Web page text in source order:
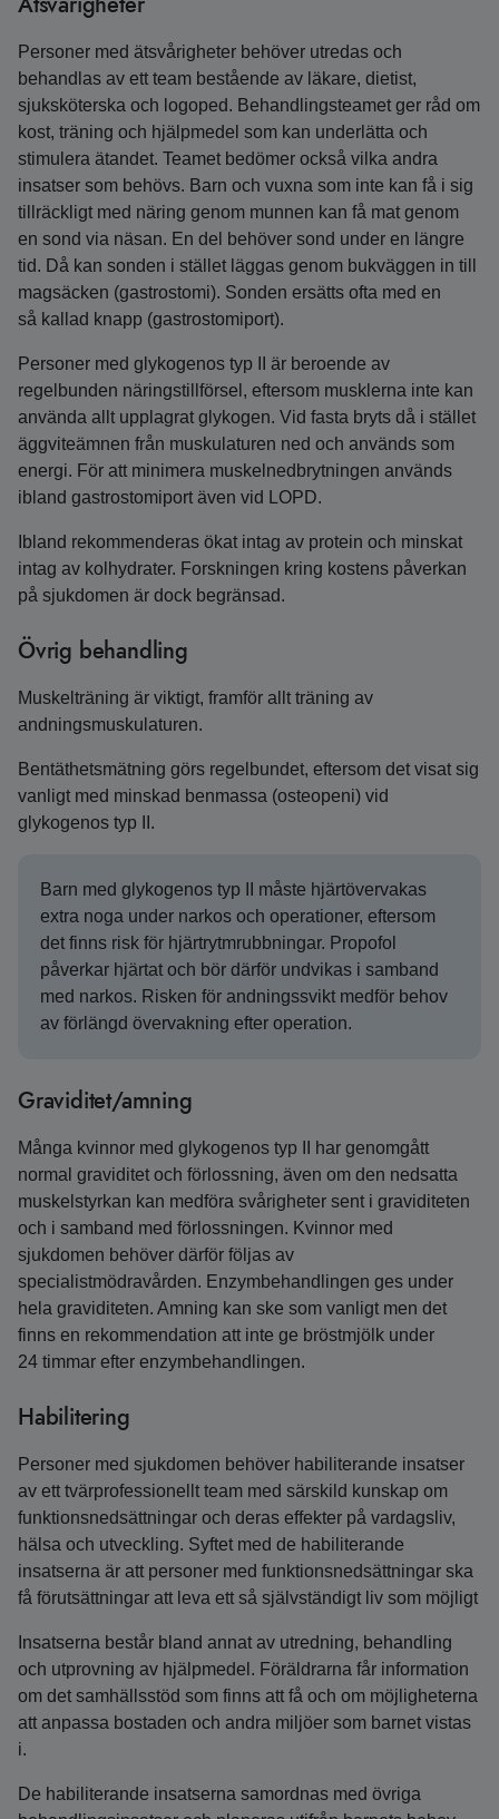
Personer med ätsvårigheter behöver utredas och
behandlas av ett team bestående av läkare, dietist,
sjuksköterska och logoped. Behandlingsteamet ger råd om
kost, träning och hjälpmedel som kan underlätta och
stimulera ätandet. Teamet bedömer också vilka andra
insatser som behövs. Barn och vuxna som inte kan få i sig
tillräckligt med näring genom munnen kan få mat genom
en sond via näsan. En del behöver sond under en längre
tid. Då kan sonden i stället läggas genom bukväggen in till
magsäcken (gastrostomi). Sonden ersätts ofta med en
så kallad knapp (gastrostomiport).
Personer med glykogenos typ II är beroende av
regelbunden näringstillförsel, eftersom musklerna inte kan
använda allt upplagrat glykogen. Vid fasta bryts då i stället
äggviteämnen från muskulaturen ned och används som
energi. För att minimera muskelnedbrytningen används
ibland gastrostomiport även vid LOPD.
Ibland rekommenderas ökat intag av protein och minskat
intag av kolhydrater. Forskningen kring kostens påverkan
på sjukdomen är dock begränsad.
Övrig behandling
Muskelträning är viktigt, framför allt träning av
andningsmuskulaturen.
Bentäthetsmätning görs regelbundet, eftersom det visat sig
vanligt med minskad benmassa (osteopeni) vid
glykogenos typ II.
Barn med glykogenos typ II måste hjärtövervakas
extra noga under narkos och operationer, eftersom
det finns risk för hjärtrytmrubbningar. Propofol
påverkar hjärtat och bör därför undvikas i samband
med narkos. Risken för andningssvikt medför behov
av förlängd övervakning efter operation.
Graviditet/amning
Många kvinnor med glykogenos typ II har genomgått
normal graviditet och förlossning, även om den nedsatta
muskelstyrkan kan medföra svårigheter sent i graviditeten
och i samband med förlossningen. Kvinnor med
sjukdomen behöver därför följas av
specialistmödravården. Enzymbehandlingen ges under
hela graviditeten. Amning kan ske som vanligt men det
finns en rekommendation att inte ge bröstmjölk under
24 timmar efter enzymbehandlingen.
Habilitering
Personer med sjukdomen behöver habiliterande insatser
av ett tvärprofessionellt team med särskild kunskap om
funktionsnedsättningar och deras effekter på vardagsliv,
hälsa och utveckling. Syftet med de habiliterande
insatserna är att personer med funktionsnedsättningar ska
få förutsättningar att leva ett så självständigt liv som möjligt
Insatserna består bland annat av utredning, behandling
och utprovning av hjälpmedel. Föräldrarna får information
om det samhällsstöd som finns att få och om möjligheterna
att anpassa bostaden och andra miljöer som barnet vistas
i.
De habiliterande insatserna samordnas med övriga